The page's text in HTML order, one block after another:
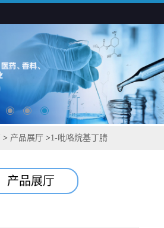
> 产品展厅 >1-吡咯烷基丁腈
产品展厅